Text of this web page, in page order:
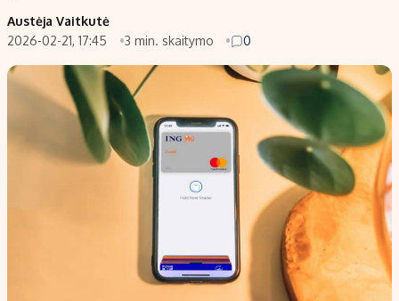
Austėja Vaitkutė
2026-02-21, 17:45
3 min. skaitymo 0